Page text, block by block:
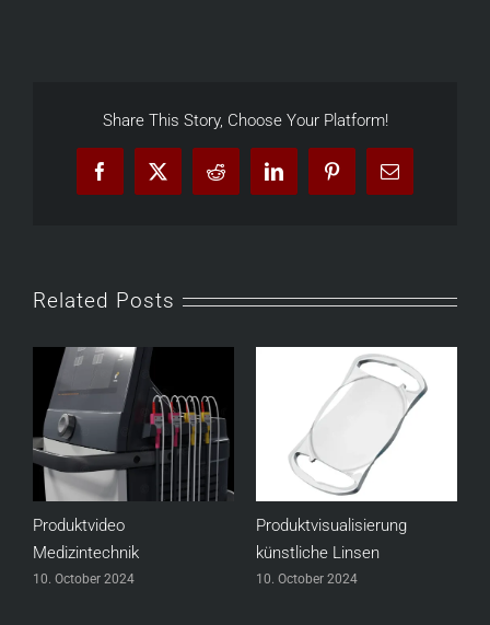
Share This Story, Choose Your Platform!
Facebook
X Reddit LinkedInPinterestEmail
Related Posts
Produktvideo
Medizintechnik
10. October 2024
Produktvisualisierung
künstliche Linsen
10. October 2024